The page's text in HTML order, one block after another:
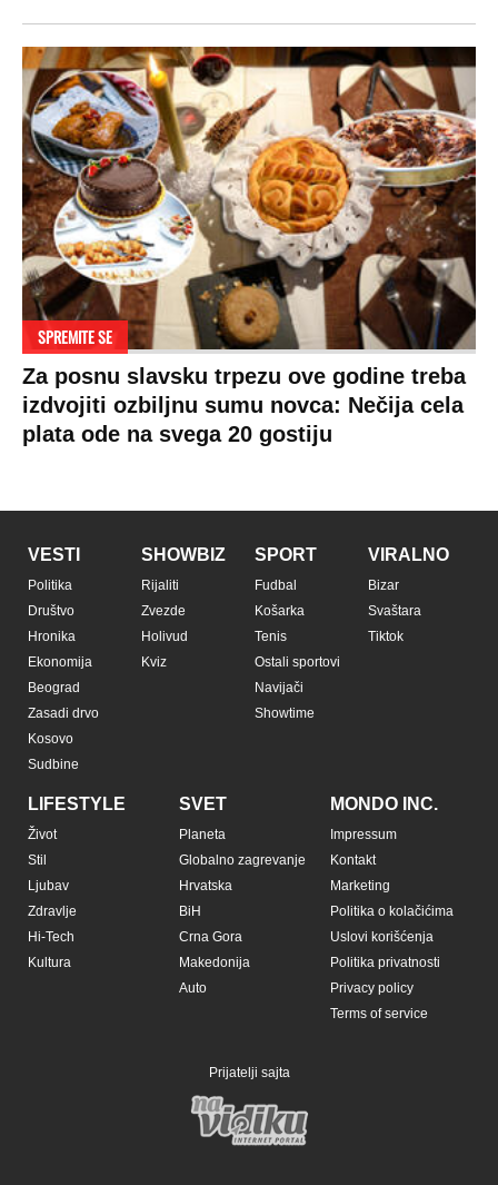
SPREMITE SE
Za posnu slavsku trpezu ove godine treba
izdvojiti ozbiljnu sumu novca: Nečija cela
plata ode na svega 20 gostiju
VESTI
Politika
Društvo
Hronika
Ekonomija
Beograd
Zasadi drvo
Kosovo
Sudbine
SHOWBIZ
Rijaliti
Zvezde
Holivud
Kviz
SPORT
Fudbal
Košarka
Tenis
Ostali sportovi
Navijači
Showtime
VIRALNO
Bizar
Svaštara
Tiktok
LIFESTYLE
Život
Stil
Ljubav
Zdravlje
Hi-Tech
Kultura
SVET
Planeta
Globalno zagrevanje
Hrvatska
BiH
Crna Gora
Makedonija
Auto
MONDO INC.
Impressum
Kontakt
Marketing
Politika o kolačićima
Uslovi korišćenja
Politika privatnosti
Privacy policy
Terms of service
Prijatelji sajta